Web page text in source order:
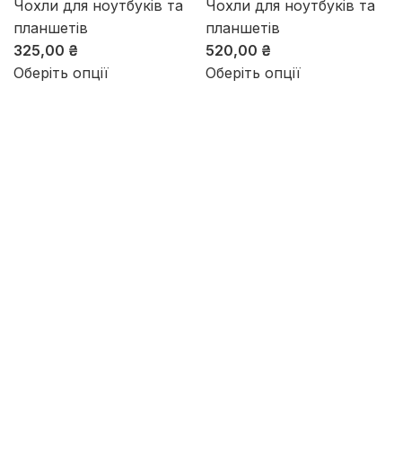
Чохли для ноутбуків та
планшетів
325,00 ₴
Оберіть опції
Чохли для ноутбуків та
планшетів
520,00 ₴
Оберіть опції